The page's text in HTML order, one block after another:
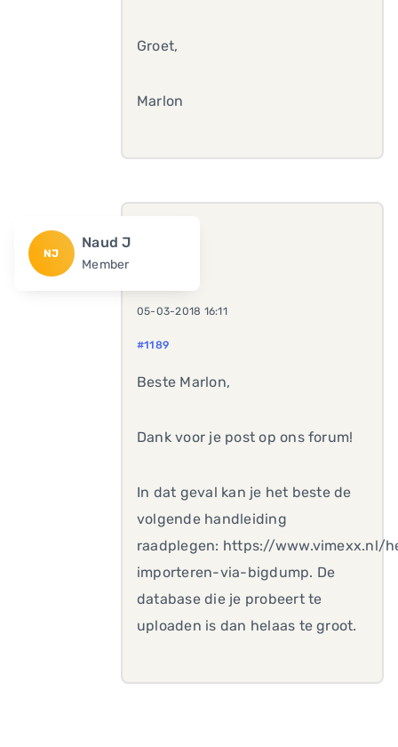
Groet,
Marlon
NJ
Naud J
Member
05-03-2018 16:11
#1189
Beste Marlon,
Dank voor je post op ons forum!
In dat geval kan je het beste de
volgende handleiding
raadplegen: https://www.vimexx.nl/
importeren-via-bigdump. De
database die je probeert te
uploaden is dan helaas te groot.